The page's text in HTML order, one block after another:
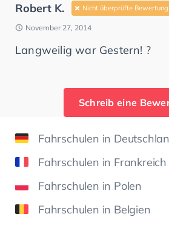
Robert K. Nicht überprüfte Bewertung
November 27, 2014
Langweilig war Gestern! ?
Schreib eine
Fahrschulen in
Fahrschulen in Frankreich
Fahrschulen in Polen
Fahrschulen in Belgien